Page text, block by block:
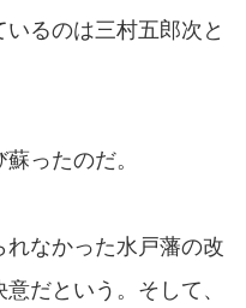
るのは三村五郎次と
ったのだ。
なかった水戸藩の改
だという。そして、